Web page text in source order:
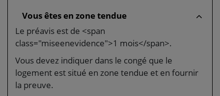
Vous êtes en zone tendue
Le préavis est de <span
class="miseenevidence">1 mois</span>.
Vous devez indiquer dans le congé que le
logement est situé en zone tendue et en fournir
la preuve.